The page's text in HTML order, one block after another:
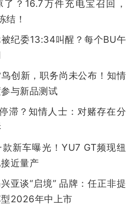
？16.7万件充电宝召回，
结！
纪委13:34叫醒？每个BU午
创新，职务尚未公布！知情
与新品测试
滞？知情人士：对赌存在分
新车曝光！YU7 GT频现纽
近量产
亚谈“启境” 品牌：任正非提
2026年中上市